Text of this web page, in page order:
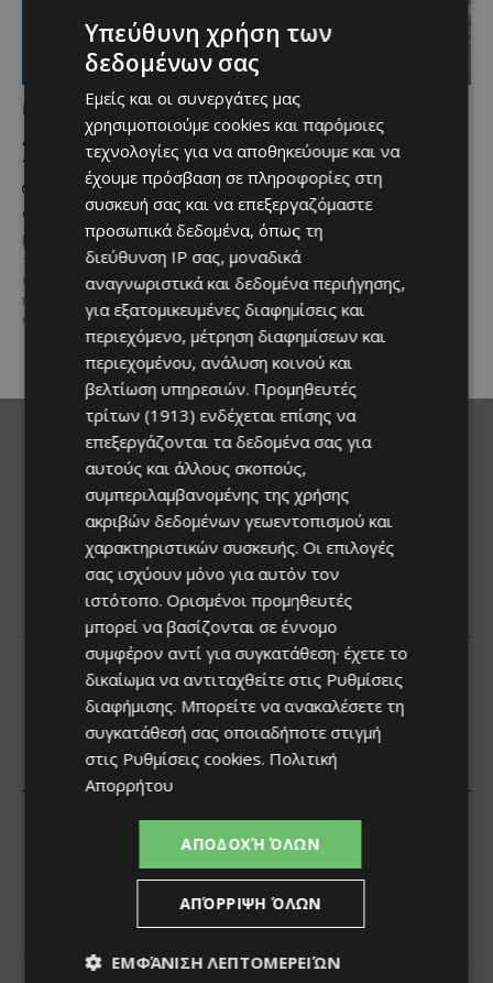
ΜΈΝΟΥΜΕ ΕΝΗΜΕΡΩΜΈΝΟΙ
Διεθνώς αναγνωρισμένα
κρασιά στην κορυφαία
σχέση ποιότητας-τιμής
από τη Lidl Κύπρου
Με σφραγίδα ποιότητας από
τους Masters of Wine, η κάβα της
εταιρείας συνδυάζει εξαιρετική
ποικιλία, διεθνείς διακρίσεις
και...
ΜΈΝΟΥΜΕ ΕΝΗΜΕΡΩΜΈΝΟΙ
Ξεκίνησε η
αντικατάσταση 100
χιλιομέτρων δικτύου
ύδρευσης στο κέντρο της
Λεμεσού
Έργο προϋπολογισμού €9,2 εκατ.
με συγχρηματοδότηση από την
Ε.Ε. Με τελετή που
πραγματοποιήθηκε το πρωί της
Πέμπτης, 6 Αυγούστου...
Υπεύθυνη χρήση των
δεδομένων σας
Εμείς και οι συνεργάτες μας
χρησιμοποιούμε cookies και παρόμοιες
τεχνολογίες για να αποθηκεύουμε και να
έχουμε πρόσβαση σε πληροφορίες στη
συσκευή σας και να επεξεργαζόμαστε
προσωπικά δεδομένα, όπως τη
διεύθυνση IP σας, μοναδικά
αναγνωριστικά και δεδομένα περιήγησης,
για εξατομικευμένες διαφημίσεις και
περιεχόμενο, μέτρηση διαφημίσεων και
περιεχομένου, ανάλυση κοινού και
βελτίωση υπηρεσιών. Προμηθευτές
τρίτων (1913) ενδέχεται επίσης να
επεξεργάζονται τα δεδομένα σας για
αυτούς και άλλους σκοπούς,
συμπεριλαμβανομένης της χρήσης
ακριβών δεδομένων γεωεντοπισμού και
χαρακτηριστικών συσκευής. Οι επιλογές
σας ισχύουν μόνο για αυτόν τον
ιστότοπο. Ορισμένοι προμηθευτές
μπορεί να βασίζονται σε έννομο
συμφέρον αντί για συγκατάθεση· έχετε το
δικαίωμα να αντιταχθείτε στις Ρυθμίσεις
διαφήμισης. Μπορείτε να ανακαλέσετε τη
συγκατάθεσή σας οποιαδήποτε στιγμή
στις Ρυθμίσεις cookies. Πολιτική
Απορρήτου
ΑΠΟΔΟΧΉ ΌΛΩΝ
ΑΠΌΡΡΙΨΗ ΌΛΩΝ
ΕΜΦΆΝΙΣΗ ΛΕΠΤΟΜΕΡΕΙΏΝ